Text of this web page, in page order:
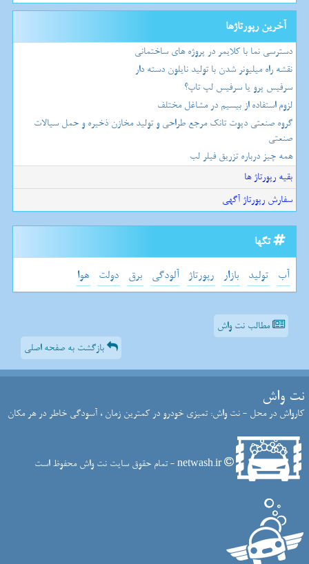
آخرین رپورتاژها
دسترسی نما با کلایمر در پروژه های ساختمانی
نقشه راه میلیونر شدن با تولید نایلون دسته دار
سرفیس پرو یا سرفیس لپ تاپ؟
لزوم استفاده از بیسیم در مشاغل مختلف
گروه صنعتی دپوت تانک مرجع طراحی و تولید مخازن ذخیره و حمل سیالات
صنعتی
همه چیز درباره تزریق فیلر لب
بقیه رپورتاژ ها
سفارش رپورتاژ آگهی
تگها
آب تولید بازار رپورتاژ آلودگی برق دولت هوا
مطالب نت واش
بازگشت به صفحه اصلی
نت واش
کارواش در محل - نت واش: تمیزی خودرو در کمترین زمان ، آسودگی خاطر در هر مکان
netwash.ir - تمام حقوق سایت نت واش محفوظ است